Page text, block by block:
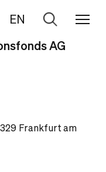
EN
Zur
Suche
AG
Frankfurt am